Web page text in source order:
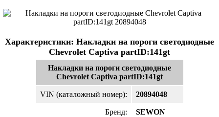
Характеристики: Накладки на пороги светодиодные
Chevrolet Captiva partID:141gt
Накладки на пороги светодиодные
Chevrolet Captiva partID:141gt
VIN (каталожный номер): 20894048
Бренд: SEWON